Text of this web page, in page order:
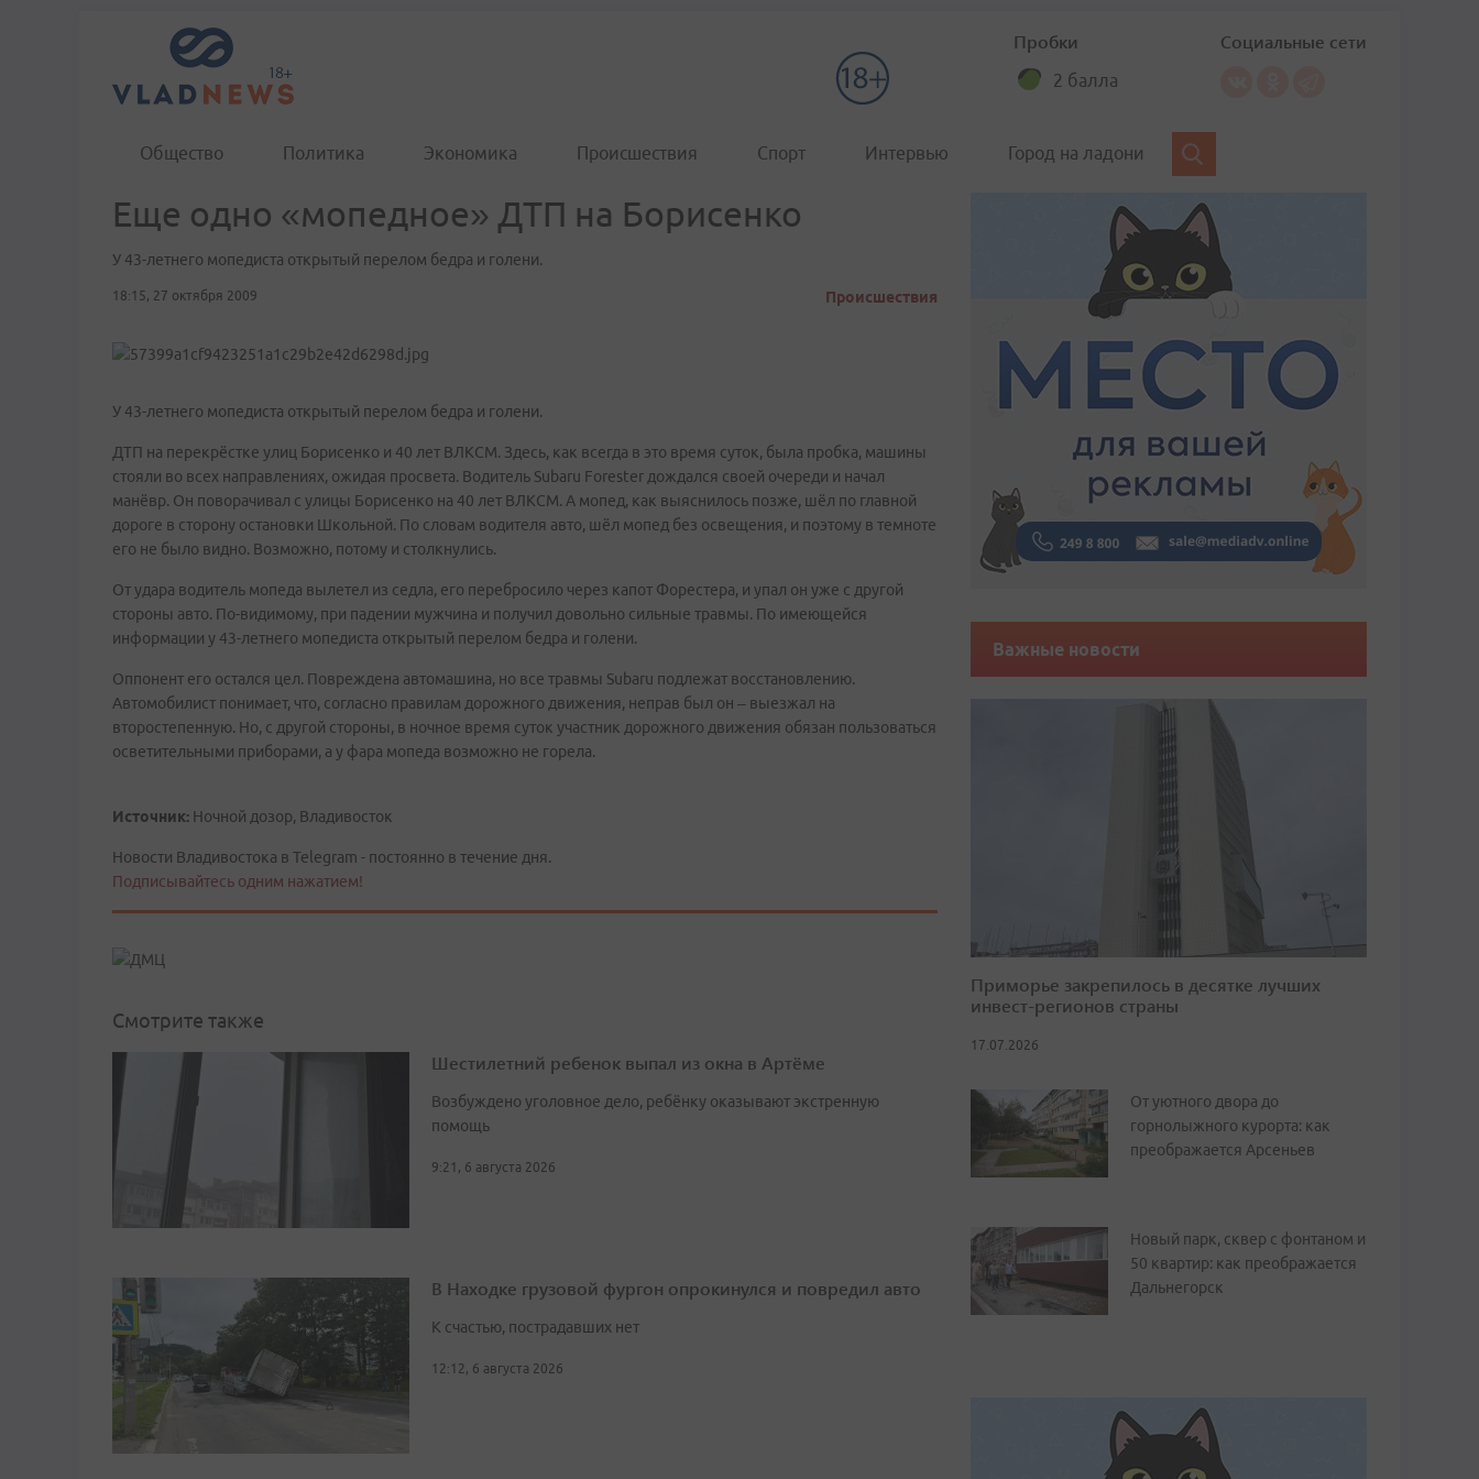
Пробки
2 балла
Социальные сети
Общество Политика Экономика Происшествия Спорт Интервью Город на ладони
Еще одно «мопедное» ДТП на Борисенко
У 43-летнего мопедиста открытый перелом бедра и голени.
18:15, 27 октября 2009 Происшествия
У 43-летнего мопедиста открытый перелом бедра и голени.
ДТП на перекрёстке улиц Борисенко и 40 лет ВЛКСМ. Здесь, как всегда в это время суток, была пробка, машины
стояли во всех направлениях, ожидая просвета. Водитель Subaru Forester дождался своей очереди и начал
манёвр. Он поворачивал с улицы Борисенко на 40 лет ВЛКСМ. А мопед, как выяснилось позже, шёл по главной
дороге в сторону остановки Школьной. По словам водителя авто, шёл мопед без освещения, и поэтому в темноте
его не было видно. Возможно, потому и столкнулись.
От удара водитель мопеда вылетел из седла, его перебросило через капот Форестера, и упал он уже с другой
стороны авто. По-видимому, при падении мужчина и получил довольно сильные травмы. По имеющейся
информации у 43-летнего мопедиста открытый перелом бедра и голени.
Оппонент его остался цел. Повреждена автомашина, но все травмы Subaru подлежат восстановлению.
Автомобилист понимает, что, согласно правилам дорожного движения, неправ был он – выезжал на
второстепенную. Но, с другой стороны, в ночное время суток участник дорожного движения обязан пользоваться
осветительными приборами, а у фара мопеда возможно не горела.
Источник: Ночной дозор, Владивосток
Новости Владивостока в Telegram - постоянно в течение дня.
Подписывайтесь одним нажатием!
Смотрите также
Шестилетний ребенок выпал из окна в Артёме
Возбуждено уголовное дело, ребёнку оказывают экстренную
помощь
9:21, 6 августа 2026
В Находке грузовой фургон опрокинулся и повредил авто
К счастью, пострадавших нет
12:12, 6 августа 2026
Важные новости
Приморье закрепилось в десятке лучших
инвест-регионов страны
17.07.2026
От уютного двора до
горнолыжного курорта: как
преображается Арсеньев
Новый парк, сквер с фонтаном и
50 квартир: как преображается
Дальнегорск